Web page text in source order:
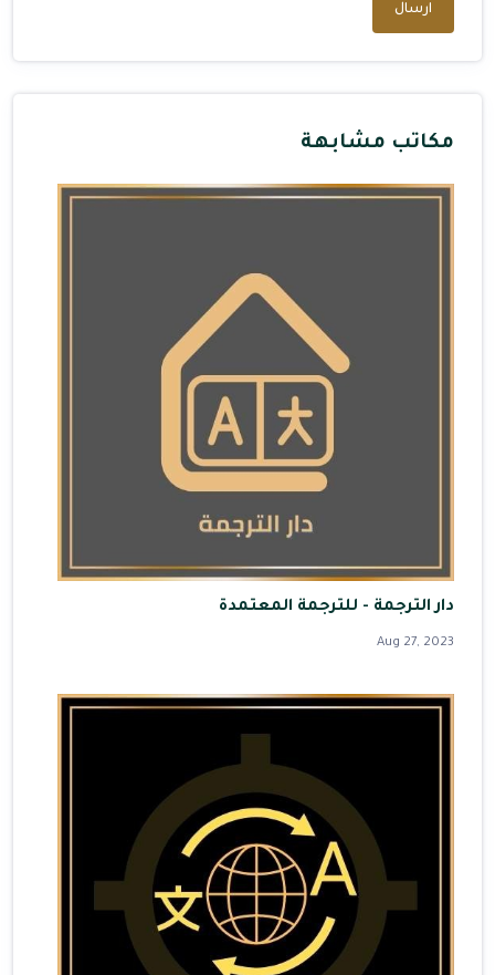
ارسال
مكاتب مشابهة
دار الترجمة - للترجمة المعتمدة
Aug 27, 2023